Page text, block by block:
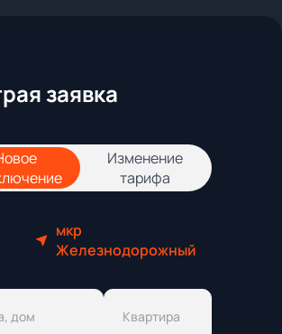
заявка
Изменение
тарифа
мкр
Железнодорожный